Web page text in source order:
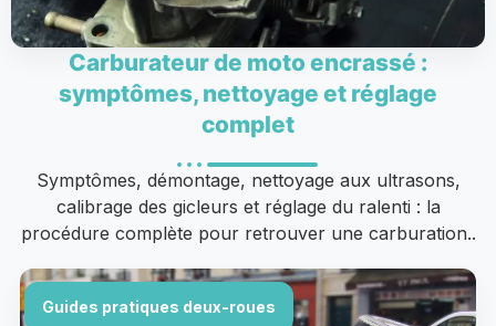
Carburateur de moto encrassé :
symptômes, nettoyage et réglage
complet
Symptômes, démontage, nettoyage aux ultrasons,
calibrage des gicleurs et réglage du ralenti : la
procédure complète pour retrouver une carburation..
Guides pratiques deux-roues